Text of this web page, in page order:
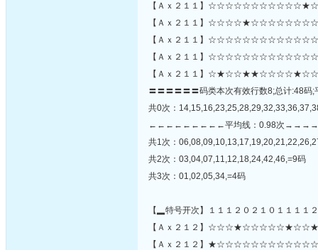
【Ａｘ２１１】
【Ａｘ２１１】
【Ａｘ２１１】
【Ａｘ２１１】
【Ａｘ２１１】
〓〓〓〓〓〓码类本次有效行数8;总计:48码
共0次：
←←←←←←←←←平均线：0.98次
共1次：
共2次：03,04,07,11,12,18,24,42,46,=9码
共3次：01,02,05,34,=4码
【▂特号开次】１１１２０２１０１１１１
【Ａｘ２１２】
【Ａｘ２１２】